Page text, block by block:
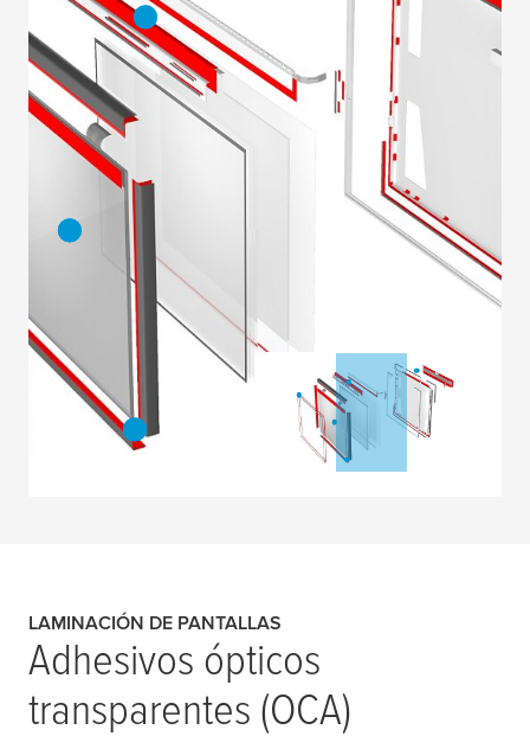
LAMINACIÓN DE PANTALLAS
Adhesivos ópticos
transparentes (OCA)